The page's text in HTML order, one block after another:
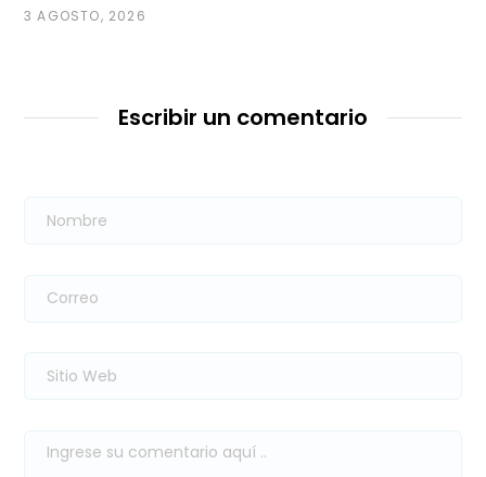
3 AGOSTO, 2026
Escribir un comentario